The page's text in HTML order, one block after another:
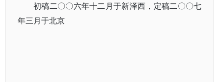
初稿二〇〇六年十二月于新泽西，定稿二〇〇七
年三月于北京